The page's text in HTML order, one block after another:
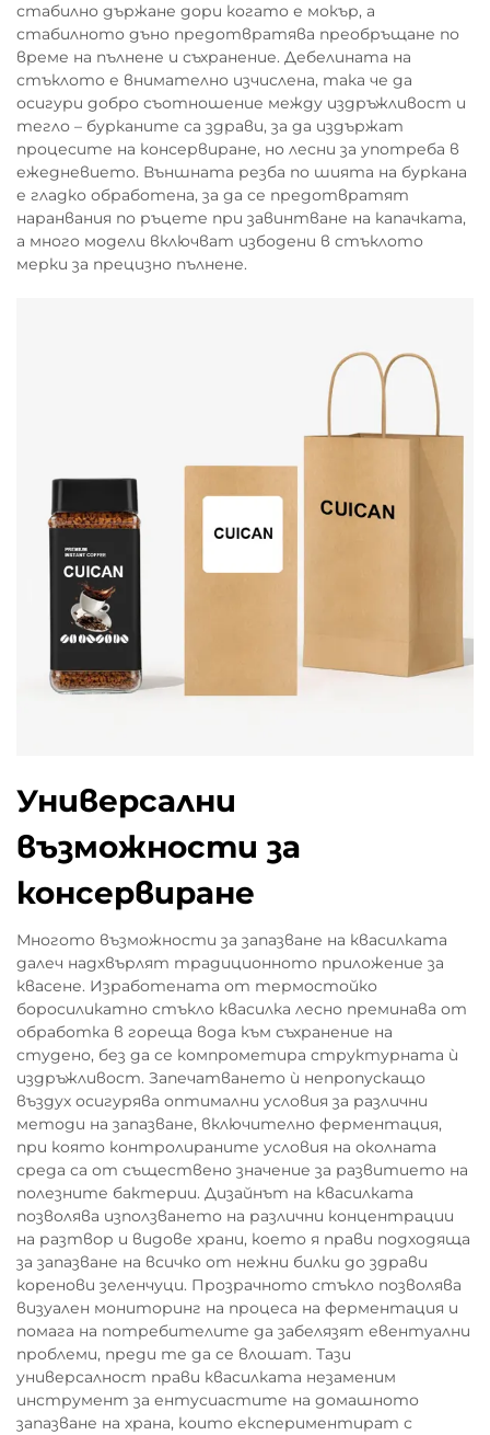
стабилно държане дори когато е мокър, а
стабилното дъно предотвратява преобръщане по
време на пълнене и съхранение. Дебелината на
стъклото е внимателно изчислена, така че да
осигури добро съотношение между издръжливост и
тегло – бурканите са здрави, за да издържат
процесите на консервиране, но лесни за употреба в
ежедневието. Външната резба по шията на буркана
е гладко обработена, за да се предотвратят
наранвания по ръцете при завинтване на капачката,
а много модели включват избодени в стъклото
мерки за прецизно пълнене.
Универсални
възможности за
консервиране
Многото възможности за запазване на квасилката
далеч надхвърлят традиционното приложение за
квасене. Изработената от термостойко
боросиликатно стъкло квасилка лесно преминава от
обработка в гореща вода към съхранение на
студено, без да се компрометира структурната ѝ
издръжливост. Запечатването ѝ непропускащо
въздух осигурява оптимални условия за различни
методи на запазване, включително ферментация,
при която контролираните условия на околната
среда са от съществено значение за развитието на
полезните бактерии. Дизайнът на квасилката
позволява използването на различни концентрации
на разтвор и видове храни, което я прави подходяща
за запазване на всичко от нежни билки до здрави
коренови зеленчуци. Прозрачното стъкло позволява
визуален мониторинг на процеса на ферментация и
помага на потребителите да забелязят евентуални
проблеми, преди те да се влошат. Тази
универсалност прави квасилката незаменим
инструмент за ентусиастите на домашното
запазване на храна, които експериментират с